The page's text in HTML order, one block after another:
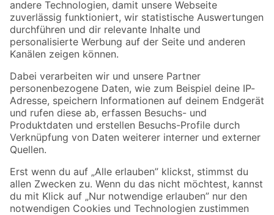
Zur Newsletter Anmeldung
Folge uns
Zahlungsarten Versandarten
Sicher einkaufen
Jetzt die toom-App herunterladen